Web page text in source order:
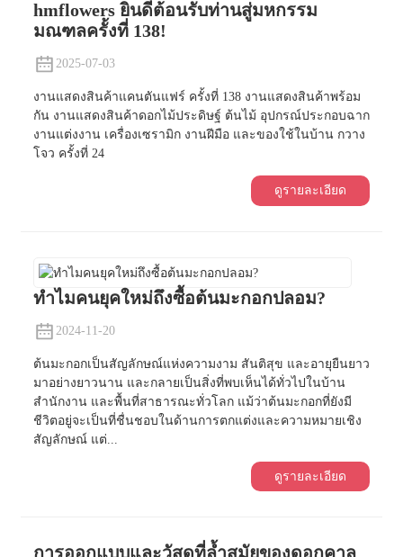
hmflowers ยินดีต้อนรับท่านสู่มหกรรม
มณฑลครั้งที่ 138!
2025-07-03
งานแสดงสินค้าแคนตันแฟร์ ครั้งที่ 138 งานแสดงสินค้าพร้อม
กัน งานแสดงสินค้าดอกไม้ประดิษฐ์ ต้นไม้ อุปกรณ์ประกอบฉาก
งานแต่งงาน เครื่องเซรามิก งานฝีมือ และของใช้ในบ้าน กวาง
โจว ครั้งที่ 24
ดูรายละเอียด
ทำไมคนยุคใหม่ถึงซื้อต้นมะกอกปลอม?
2024-11-20
ต้นมะกอกเป็นสัญลักษณ์แห่งความงาม สันติสุข และอายุยืนยาว
มาอย่างยาวนาน และกลายเป็นสิ่งที่พบเห็นได้ทั่วไปในบ้าน
สำนักงาน และพื้นที่สาธารณะทั่วโลก แม้ว่าต้นมะกอกที่ยังมี
ชีวิตอยู่จะเป็นที่ชื่นชอบในด้านการตกแต่งและความหมายเชิง
สัญลักษณ์ แต่...
ดูรายละเอียด
การออกแบบและวัสดุที่ล้ำสมัยของดอกคาล